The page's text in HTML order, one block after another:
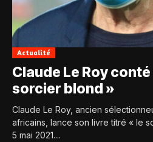
Actualité
Claude Le Roy
sorcier blond »
Claude Le Roy, ancien
africains, lance son livre titré « le
5 mai 2021....